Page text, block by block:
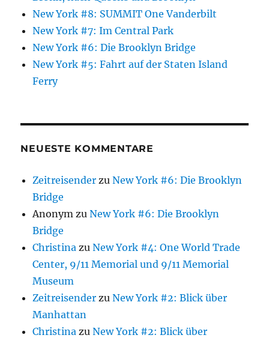
New York #8: SUMMIT One Vanderbilt
New York #7: Im Central Park
New York #6: Die Brooklyn Bridge
New York #5: Fahrt auf der Staten Island
Ferry
NEUESTE KOMMENTARE
Zeitreisender zuNew York #6: Die Brooklyn
Bridge
Anonym zuNew York #6: Die Brooklyn
Bridge
Christina zuNew York #4: One World Trade
Center, 9/11 Memorial und 9/11 Memorial
Museum
Zeitreisender zuNew York #2: Blick über
Manhattan
Christina zuNew York #2: Blick über